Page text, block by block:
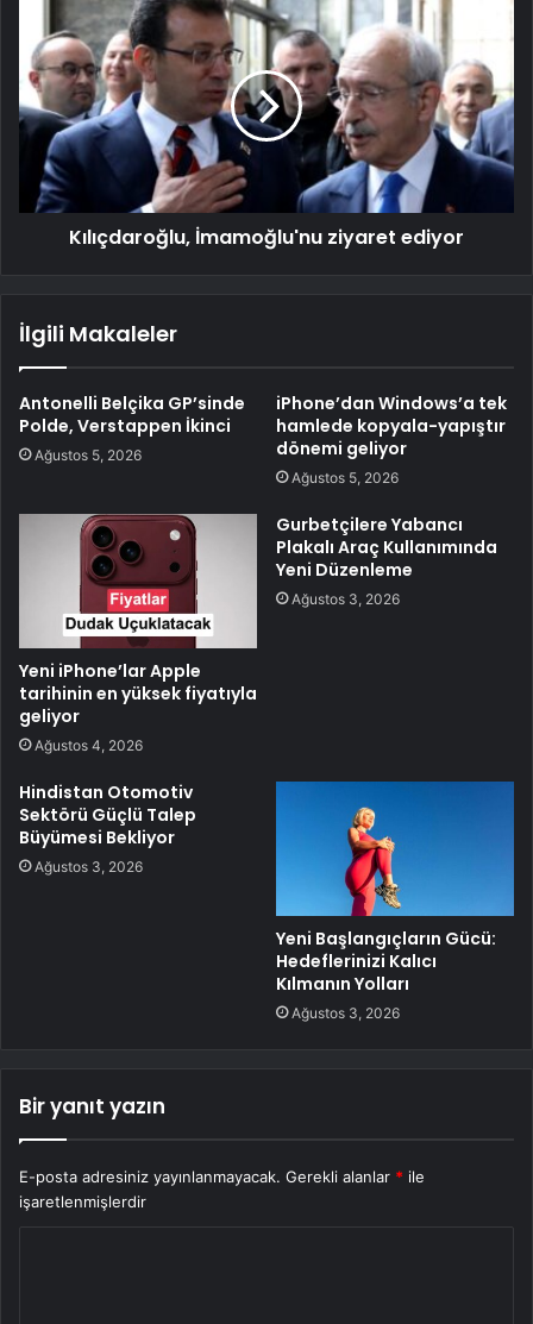
Kılıçdaroğlu, İmamoğlu'nu ziyaret ediyor
İlgili Makaleler
Antonelli Belçika GP’sinde
Polde, Verstappen İkinci
Ağustos 5, 2026
iPhone’dan Windows’a tek
hamlede kopyala-yapıştır
dönemi geliyor
Ağustos 5, 2026
Yeni iPhone’lar Apple
tarihinin en yüksek fiyatıyla
geliyor
Ağustos 4, 2026
Gurbetçilere Yabancı
Plakalı Araç Kullanımında
Yeni Düzenleme
Ağustos 3, 2026
Hindistan Otomotiv
Sektörü Güçlü Talep
Büyümesi Bekliyor
Ağustos 3, 2026
Yeni Başlangıçların Gücü:
Hedeflerinizi Kalıcı
Kılmanın Yolları
Ağustos 3, 2026
Bir yanıt yazın
E-posta adresiniz yayınlanmayacak. Gerekli alanlar * ile
işaretlenmişlerdir